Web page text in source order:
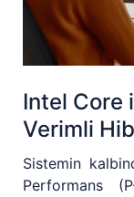
Intel Core
Verimli
Sistemin
Performans